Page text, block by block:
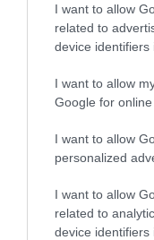
I want to allow
related to
device identifiers
I want to allow
Google for
I want to allow
personalized
I want to allow
related to
device identifiers
valamint az a
, igazán
vasárnapról, ünnepi
vendégvárásról, ez az
Ajánlott videók és
Hidegtál